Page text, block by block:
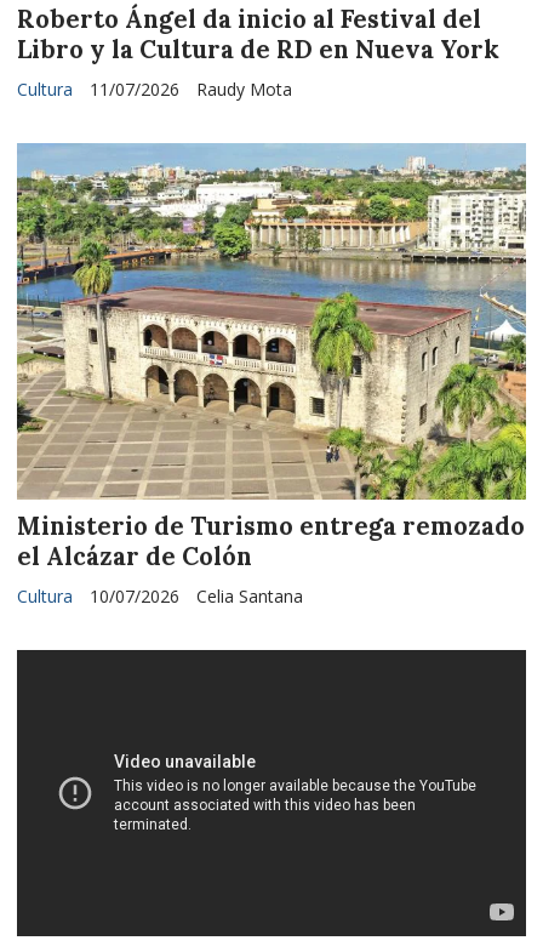
Roberto Ángel da inicio al Festival del
Libro y la Cultura de RD en Nueva York
Raudy Mota
Cultura 11/07/2026
Ministerio de Turismo entrega remozado
el Alcázar de Colón
Celia Santana
Cultura 10/07/2026